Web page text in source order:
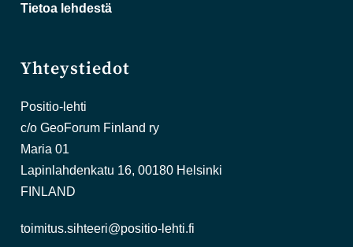
Tietoa lehdestä
Yhteystiedot
Positio-lehti
c/o GeoForum Finland ry
Maria 01
Lapinlahdenkatu 16, 00180 Helsinki
FINLAND
toimitus.sihteeri@positio-lehti.fi